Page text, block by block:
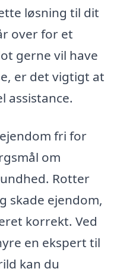
løsning til dit
over for et
gerne vil have
er det vigtigt at
assistance.
fri for
om
Rotter
skade ejendom,
korrekt. Ved
en ekspert til
kan du